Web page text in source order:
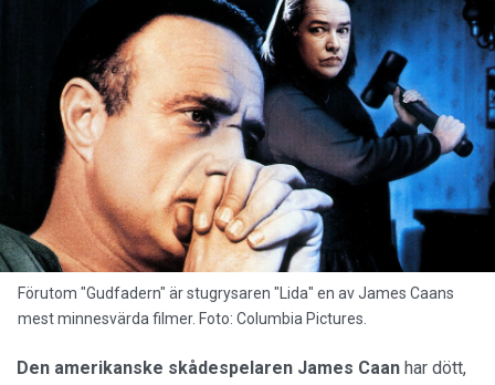
Förutom "Gudfadern" är stugrysaren "Lida" en av James Caans
mest minnesvärda filmer. Foto: Columbia Pictures.
Den amerikanske skådespelaren James Caan har dött,